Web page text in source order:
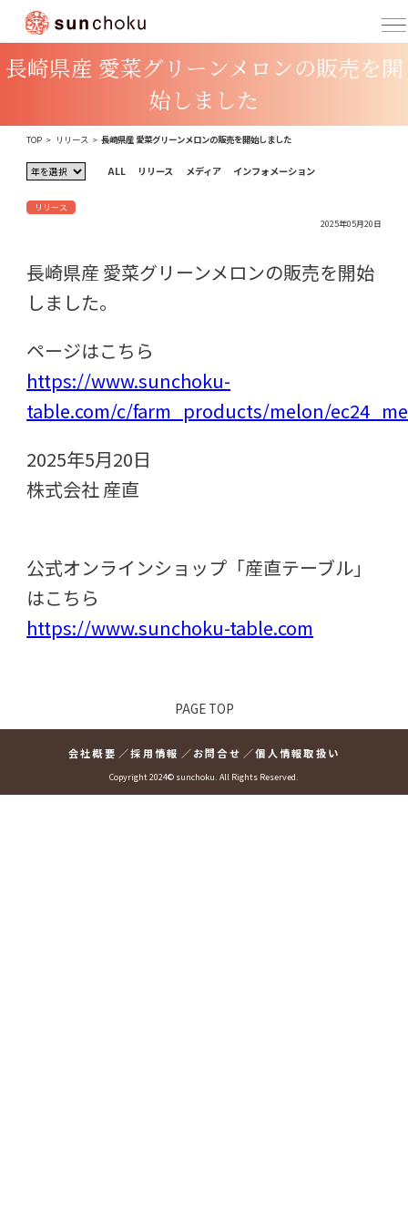
長崎県産 愛菜グリーンメロンの販売を開
始しました
TOP > リリース > 長崎県産 愛菜グリーンメロンの販売を開始しました
ALL リリース メディア インフォメーション
リリース
2025年05月20日
長崎県産 愛菜グリーンメロンの販売を開始
しました。
ページはこちら
https://www.sunchoku-
table.com/c/farm_products/melon/
2025年5月20日
株式会社 産直
公式オンラインショップ「産直テーブル」
はこちら
https://www.sunchoku-table.com
PAGE TOP
会社概要 採用情報 お問合せ 個人情報取扱い
Copyright 2024© sunchoku. All Rights Reserved.